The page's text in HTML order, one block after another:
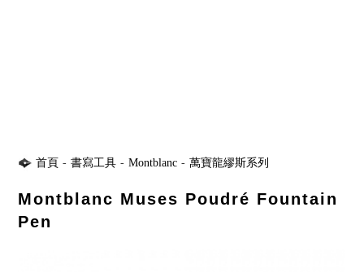
首頁 - 書寫工具 - Montblanc - 萬寶龍繆斯系列
Montblanc Muses Poudré Fountain
Pen